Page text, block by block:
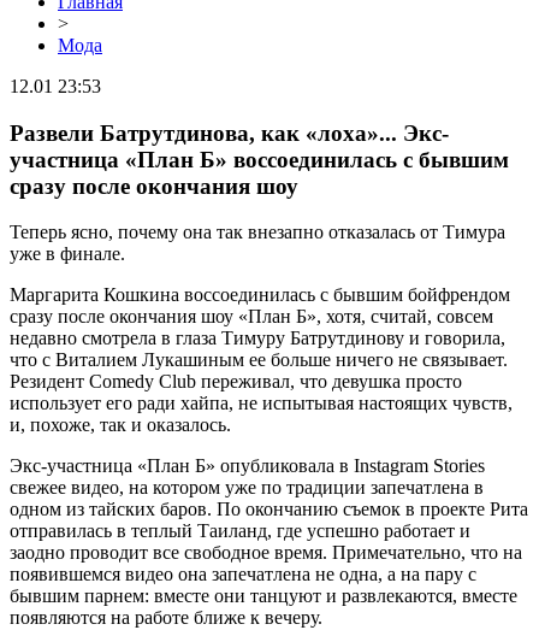
>
Мода
12.01 23:53
Развели Батрутдинова, как «лоха»... Экс-
участница «План Б» воссоединилась с бывшим
сразу после окончания шоу
Теперь ясно, почему она так внезапно отказалась от Тимура
уже в финале.
Маргарита Кошкина воссоединилась с бывшим бойфрендом
сразу после окончания шоу «План Б», хотя, считай, совсем
недавно смотрела в глаза Тимуру Батрутдинову и говорила,
что с Виталием Лукашиным ее больше ничего не связывает.
Резидент Comedy Club переживал, что девушка просто
использует его ради хайпа, не испытывая настоящих чувств,
и, похоже, так и оказалось.
Экс-участница «План Б» опубликовала в Instagram Stories
свежее видео, на котором уже по традиции запечатлена в
одном из тайских баров. По окончанию съемок в проекте Рита
отправилась в теплый Таиланд, где успешно работает и
заодно проводит все свободное время. Примечательно, что на
появившемся видео она запечатлена не одна, а на пару с
бывшим парнем: вместе они танцуют и развлекаются, вместе
появляются на работе ближе к вечеру.